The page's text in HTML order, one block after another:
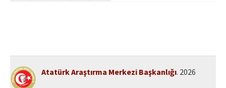
Atatürk Araştırma Merkezi Başkanlığı. 2026